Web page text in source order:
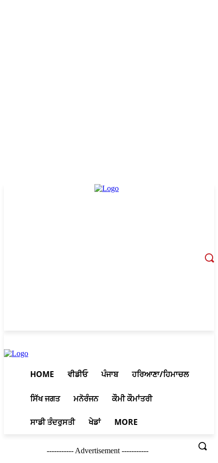
HOME ਵੀਡੀਓ ਪੰਜਾਬ ਹਰਿਆਣਾ/ਹਿਮਾਚਲ
ਸਿੱਖ ਜਗਤ ਮਨੋਰੰਜਨ ਕੌਮੀ ਕੌਮਾਂਤਰੀ
ਸਾਡੀ ਤੰਦਰੁਸਤੀ ਖੇਡਾਂ MORE
----------- Advertisement -----------